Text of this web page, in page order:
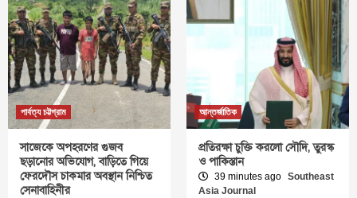
পার্বত্য চট্টগ্রাম
সাজেকে অপহরণের গুজব
ছড়ানোর অভিযোগ, বাড়িতে গিয়ে
ফেরদৌস চাকমার অবস্থান নিশ্চিত
সেনাবাহিনীর
আন্তর্জাতিক
প্রতিরক্ষা চুক্তি করলো সৌদি, তুরস্ক
ও পাকিস্তান
39 minutes ago Southeast
Asia Journal